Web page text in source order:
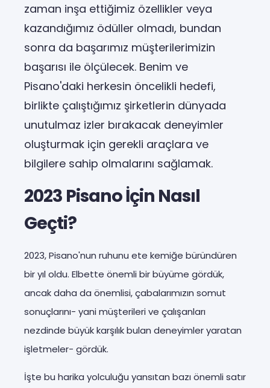
zaman inşa ettiğimiz özellikler veya
kazandığımız ödüller olmadı, bundan
sonra da başarımız müşterilerimizin
başarısı ile ölçülecek. Benim ve
Pisano'daki herkesin öncelikli hedefi,
birlikte çalıştığımız şirketlerin dünyada
unutulmaz izler bırakacak deneyimler
oluşturmak için gerekli araçlara ve
bilgilere sahip olmalarını sağlamak.
2023 Pisano İçin Nasıl
Geçti?
2023, Pisano'nun ruhunu ete kemiğe büründüren
bir yıl oldu. Elbette önemli bir büyüme gördük,
ancak daha da önemlisi, çabalarımızın somut
sonuçlarını- yani müşterileri ve çalışanları
nezdinde büyük karşılık bulan deneyimler yaratan
işletmeler- gördük.
İşte bu harika yolculuğu yansıtan bazı önemli satır